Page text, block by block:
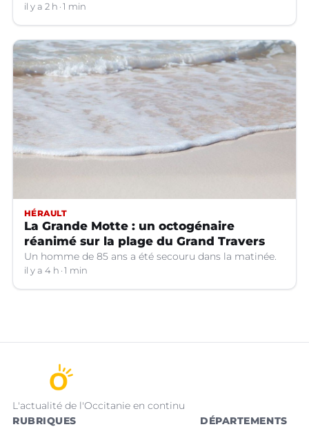
il y a 2 h 1 min
HÉRAULT
La Grande Motte : un octogénaire
réanimé sur la plage du Grand Travers
Un homme de 85 ans a été secouru dans la matinée.
il y a 4 h 1 min
L'actualité de l'Occitanie en continu
RUBRIQUES
DÉPARTEMENTS